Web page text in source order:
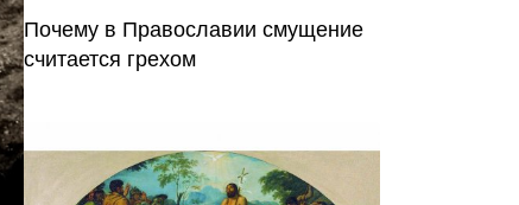
Почему в Православии смущение
считается грехом